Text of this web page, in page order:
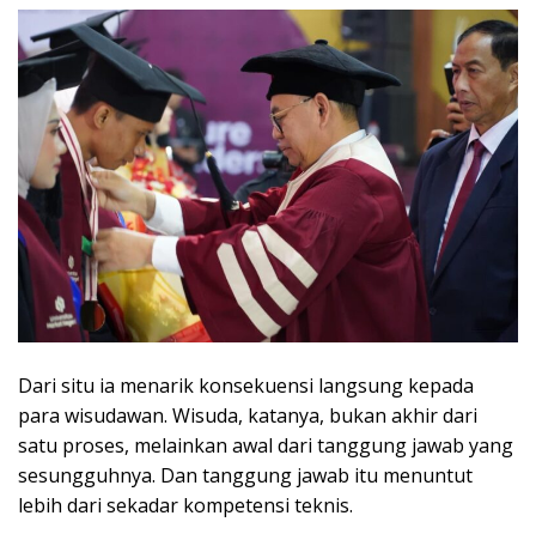
Dari situ ia menarik konsekuensi langsung kepada
para wisudawan. Wisuda, katanya, bukan akhir dari
satu proses, melainkan awal dari tanggung jawab yang
sesungguhnya. Dan tanggung jawab itu menuntut
lebih dari sekadar kompetensi teknis.